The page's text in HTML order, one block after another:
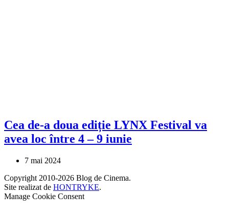
Cea de-a doua ediție LYNX Festival va
avea loc între 4 – 9 iunie
7 mai 2024
Copyright 2010-2026 Blog de Cinema.
Site realizat de HONTRYKE.
Manage Cookie Consent